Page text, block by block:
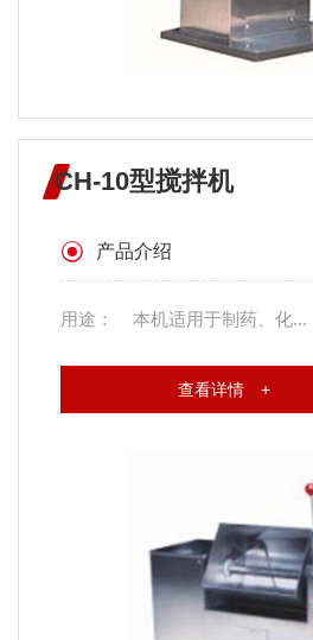
CH-10型搅拌机
产品介绍
用途： 本机适用于制药、化...
查看详情 +